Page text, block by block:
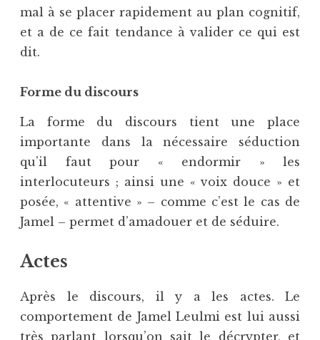
mal à se placer rapidement au plan cognitif,
et a de ce fait tendance à valider ce qui est
dit.
Forme du discours
La forme du discours tient une place
importante dans la nécessaire séduction
qu’il faut pour « endormir » les
interlocuteurs ; ainsi une « voix douce » et
posée, « attentive » – comme c’est le cas de
Jamel – permet d’amadouer et de séduire.
Actes
Après le discours, il y a les actes. Le
comportement de Jamel Leulmi est lui aussi
très parlant lorsqu’on sait le décrypter, et